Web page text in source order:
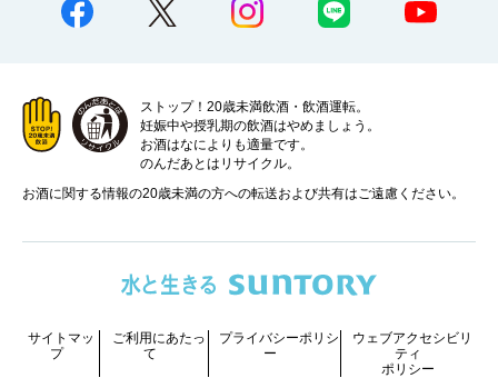
ストップ！20歳未満飲酒・飲酒運転。
妊娠中や授乳期の飲酒はやめましょう。
お酒はなによりも適量です。
のんだあとはリサイクル。
お酒に関する情報の20歳未満の方への転送および共有はご遠慮ください。
サイトマッ
プ
ご利用にあたっ
て
プライバシーポリシ
ー
ウェブアクセシビリ
ティ
ポリシー